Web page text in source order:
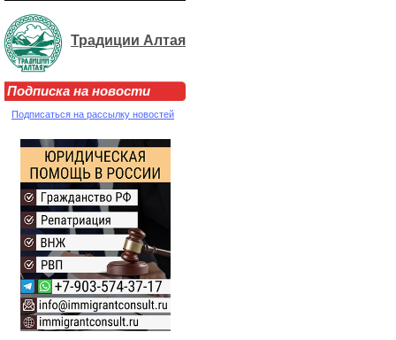
Традиции Алтая
Подписка на новости
Подписаться на рассылку новостей